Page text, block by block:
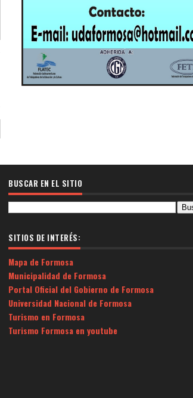
BUSCAR EN EL SITIO
SITIOS DE INTERÉS:
Mapa de Formosa
Municipalidad de Formosa
Portal Oficial del Gobierno de Formosa
Universidad Nacional de Formosa
Turismo en Formosa
Turismo Formosa en youtube